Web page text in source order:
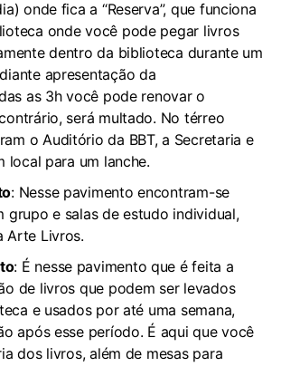
onde fica a “Reserva”, que funciona
onde você pode pegar livros
dentro da biblioteca durante um
apresentação da
as 3h você pode renovar o
será multado. No térreo
o Auditório da BBT, a Secretaria e
local para um lanche.
: Nesse pavimento encontram-se
grupo e salas de estudo individual,
Arte Livros.
: É nesse pavimento que é feita a
de livros que podem ser levados
e usados por até uma semana,
após esse período. É aqui que você
dos livros, além de mesas para